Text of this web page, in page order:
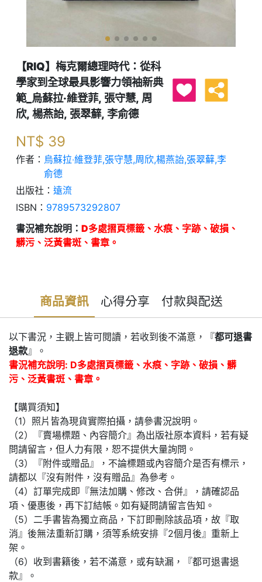
【RIQ】梅克爾總理時代：從科
學家到全球最具影響力領袖新典
範_烏蘇拉‧維登菲, 張守慧, 周
欣, 楊燕詒, 張翠蘚, 李俞德
NT$ 39
作者： 烏蘇拉‧維登菲,張守慧,周欣,楊燕詒,張翠蘚,李
俞德
出版社： 遠流
ISBN： 9789573292807
書況補充說明： D多處摺頁標籤、水痕、字跡、破損、
髒污、泛黃書斑、書章。
商品資訊 心得分享 付款與配送
以下書況，主觀上皆可閱讀，若收到後不滿意，『都可退書
退款』。
書況補充說明: D多處摺頁標籤、水痕、字跡、破損、髒
污、泛黃書斑、書章。
【購買須知】
（1）照片皆為現貨實際拍攝，請參書況說明。
（2）『賣場標題、內容簡介』為出版社原本資料，若有疑
問請留言，但人力有限，恕不提供大量詢問。
（3）『附件或贈品』，不論標題或內容簡介是否有標示，
請都以『沒有附件，沒有贈品』為參考。
（4）訂單完成即『無法加購、修改、合併』，請確認品
項、優惠後，再下訂結帳。如有疑問請留言告知。
（5）二手書皆為獨立商品，下訂即刪除該品項，故『取
消』後無法重新訂購，須等系統安排『2個月後』重新上
架。
（6）收到書籍後，若不滿意，或有缺漏，『都可退書退
款』。